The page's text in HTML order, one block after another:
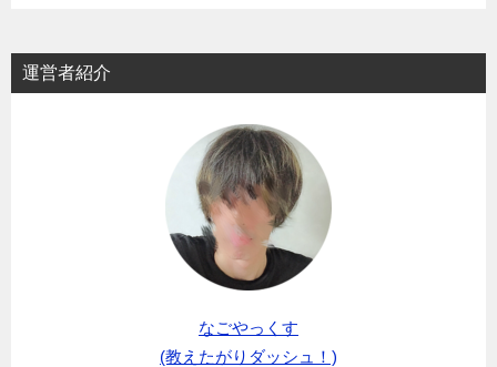
運営者紹介
なごやっくす
(教えたがりダッシュ！)